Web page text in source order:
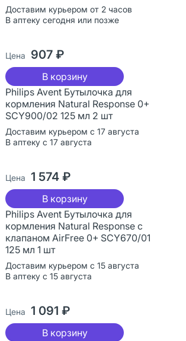
Доставим курьером от 2 часов
В аптеку сегодня или позже
Цена 907 ₽
В корзину
Philips Avent Бутылочка для
кормления Natural Response 0+
SCY900/02 125 мл 2 шт
Доставим курьером с 17 августа
В аптеку с 17 августа
Цена 1 574 ₽
В корзину
Philips Avent Бутылочка для
кормления Natural Response с
клапаном AirFree 0+ SCY670/01
125 мл 1 шт
Доставим курьером с 15 августа
В аптеку с 15 августа
Цена 1 091 ₽
В корзину